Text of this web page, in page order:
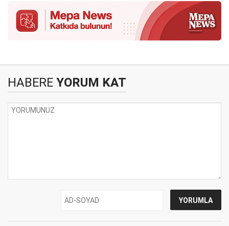
HABERE YORUM KAT